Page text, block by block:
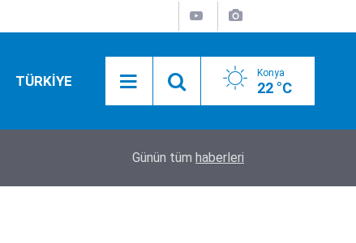
TÜRKİYE Konya
22 °C
Üsküdar Belediye Başkanvekili CHP’li Sibel
Günün tüm haberleri